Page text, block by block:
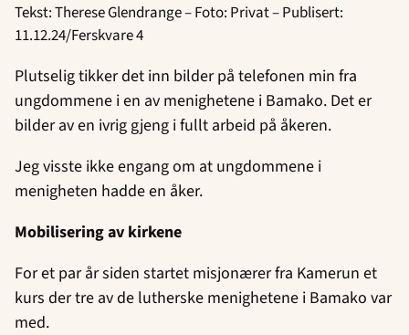
Tekst: Therese Glendrange – Foto: Privat – Publisert:
11.12.24/Ferskvare 4
Plutselig tikker det inn bilder på telefonen min fra
ungdommene i en av menighetene i Bamako. Det er
bilder av en ivrig gjeng i fullt arbeid på åkeren.
Jeg visste ikke engang om at ungdommene i
menigheten hadde en åker.
Mobilisering av kirkene
For et par år siden startet misjonærer fra Kamerun et
kurs der tre av de lutherske menighetene i Bamako var
med.